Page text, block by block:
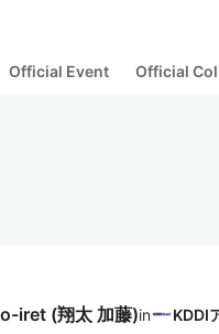
Official Event Official
iret (翔太 加藤)in